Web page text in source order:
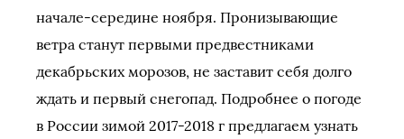
начале-середине ноября. Пронизывающие
ветра станут первыми предвестниками
декабрьских морозов, не заставит себя долго
ждать и первый снегопад. Подробнее о погоде
в России зимой 2017-2018 г предлагаем узнать